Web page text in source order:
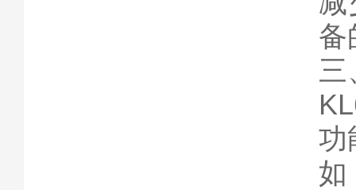
备
三
功
如